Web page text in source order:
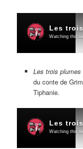
Les trois plumes
du conte de
Tiphanie.